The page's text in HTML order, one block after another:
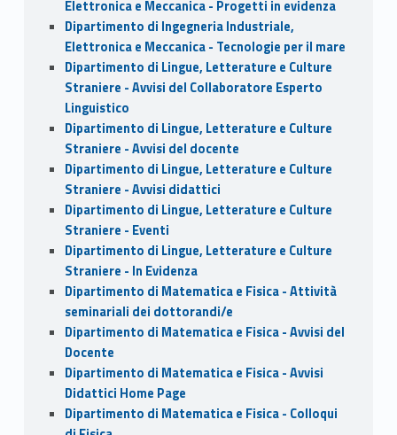
Elettronica e Meccanica - Progetti in evidenza
Dipartimento di Ingegneria Industriale,
Elettronica e Meccanica - Tecnologie per il mare
Dipartimento di Lingue, Letterature e Culture
Straniere - Avvisi del Collaboratore Esperto
Linguistico
Dipartimento di Lingue, Letterature e Culture
Straniere - Avvisi del docente
Dipartimento di Lingue, Letterature e Culture
Straniere - Avvisi didattici
Dipartimento di Lingue, Letterature e Culture
Straniere - Eventi
Dipartimento di Lingue, Letterature e Culture
Straniere - In Evidenza
Dipartimento di Matematica e Fisica - Attività
seminariali dei dottorandi/e
Dipartimento di Matematica e Fisica - Avvisi del
Docente
Dipartimento di Matematica e Fisica - Avvisi
Didattici Home Page
Dipartimento di Matematica e Fisica - Colloqui